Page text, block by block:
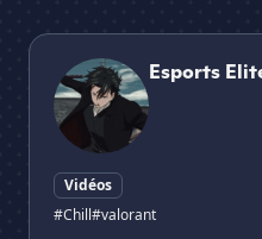
Esports Elite 🏆
Esports
Vidéos
#Chill#valorant